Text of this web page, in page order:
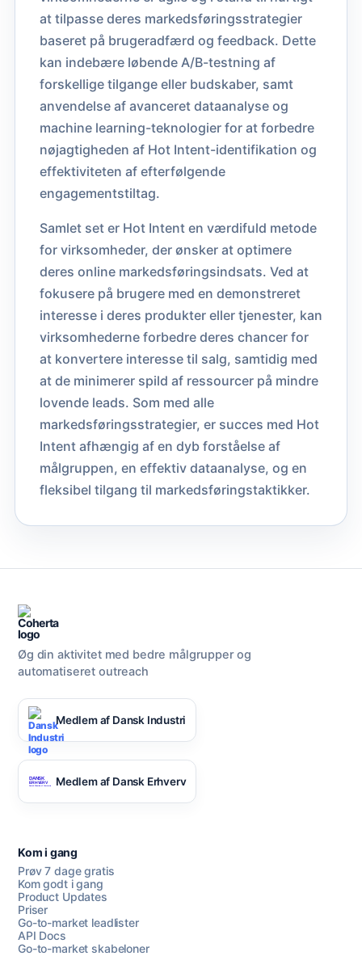
at tilpasse deres markedsføringsstrategier
baseret på brugeradfærd og feedback. Dette
kan indebære løbende A/B-testning af
forskellige tilgange eller budskaber, samt
anvendelse af avanceret dataanalyse og
machine learning-teknologier for at forbedre
nøjagtigheden af Hot Intent-identifikation og
effektiviteten af efterfølgende
engagementstiltag.
Samlet set er Hot Intent en værdifuld metode
for virksomheder, der ønsker at optimere
deres online markedsføringsindsats. Ved at
fokusere på brugere med en demonstreret
interesse i deres produkter eller tjenester, kan
virksomhederne forbedre deres chancer for
at konvertere interesse til salg, samtidig med
at de minimerer spild af ressourcer på mindre
lovende leads. Som med alle
markedsføringsstrategier, er succes med Hot
Intent afhængig af en dyb forståelse af
målgruppen, en effektiv dataanalyse, og en
fleksibel tilgang til markedsføringstaktikker.
Øg din aktivitet med bedre målgrupper og
automatiseret outreach
Medlem af Dansk Industri
Medlem af Dansk Erhverv
Kom i gang
Prøv 7 dage gratis
Kom godt i gang
Product Updates
Priser
Go-to-market leadlister
API Docs
Go-to-market skabeloner